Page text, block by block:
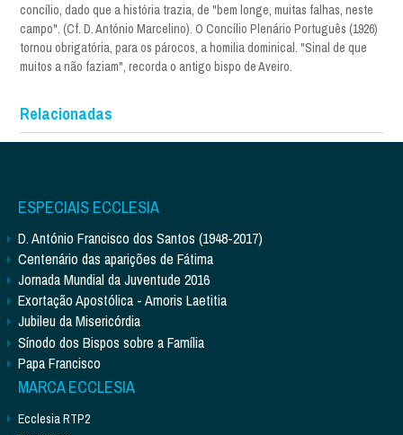
concílio, dado que a história trazia, de "bem longe, muitas falhas, neste
campo". (Cf. D. António Marcelino). O Concílio Plenário Português (1926)
tornou obrigatória, para os párocos, a homilia dominical. "Sinal de que
muitos a não faziam", recorda o antigo bispo de Aveiro.
Relacionadas
ESPECIAIS ECCLESIA
D. António Francisco dos Santos (1948-2017)
Centenário das aparições de Fátima
Jornada Mundial da Juventude 2016
Exortação Apostólica - Amoris Laetitia
Jubileu da Misericórdia
Sínodo dos Bispos sobre a Família
Papa Francisco
MARCA ECCLESIA
Ecclesia RTP2